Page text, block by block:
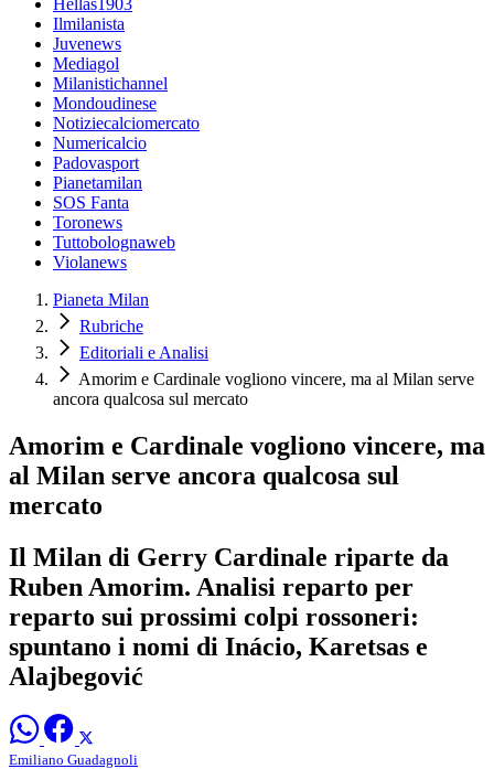
Hellas1903
Ilmilanista
Juvenews
Mediagol
Milanistichannel
Mondoudinese
Notiziecalciomercato
Numericalcio
Padovasport
Pianetamilan
SOS Fanta
Toronews
Tuttobolognaweb
Violanews
Pianeta Milan
Rubriche
Editoriali e Analisi
Amorim e Cardinale vogliono vincere, ma al Milan serve
ancora qualcosa sul mercato
Amorim e Cardinale vogliono vincere, ma
al Milan serve ancora qualcosa sul
mercato
Il Milan di Gerry Cardinale riparte da
Ruben Amorim. Analisi reparto per
reparto sui prossimi colpi rossoneri:
spuntano i nomi di Inácio, Karetsas e
Alajbegović
Emiliano Guadagnoli